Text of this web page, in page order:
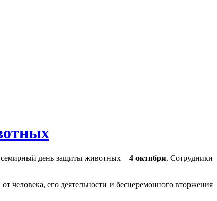
день защиты животных – 4 октября. Сотрудники
его деятельности и бесцеремонного вторжения